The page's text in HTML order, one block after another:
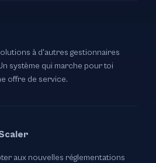
à d'autres gestionnaires
système qui marche pour toi
offre de service.
aux nouvelles réglementations